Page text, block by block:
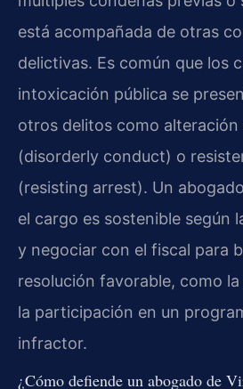
está acompañada de otras
delictivas. Es común que los
intoxicación pública se
otros delitos como
(disorderly conduct) o
(resisting arrest). Un
el cargo es sostenible según
y negociar con el fiscal para
resolución favorable, como
la participación en un
infractor.
¿Cómo defiende un abogado de